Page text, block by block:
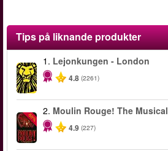
Tips på liknande produkter
1. Lejonkungen - London
4.8 (2261)
-50%
2. Moulin Rouge! The Musical
4.9 (227)